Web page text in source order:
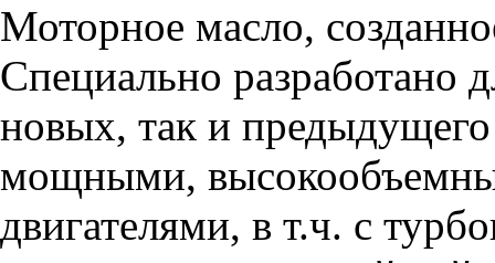
Моторное масло,
Специально разработано
новых, так и
мощными,
двигателями, в т.ч. с